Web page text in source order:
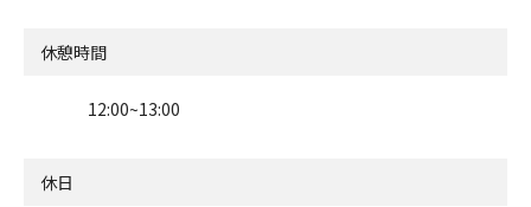
休憩時間
12:00~13:00
休日